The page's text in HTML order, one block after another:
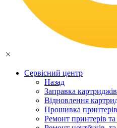
Сервісний центр
Назад
Заправка
Відновлення
Прошивка принтерів
Ремонт принтерів